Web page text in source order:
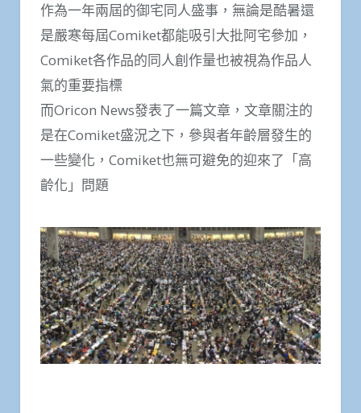
作為一年兩屆的御宅同人盛事，無論是酷暑還
是嚴寒每屆Comiket都能吸引大批阿宅參加，
Comiket各作品的同人創作量也被視為作品人
氣的重要指標
而Oricon News發表了一篇文章，文章關注的
是在Comiket盛況之下，參與者年齡層發生的
一些變化，Comiket也無可避免的迎來了「高
齡化」問題